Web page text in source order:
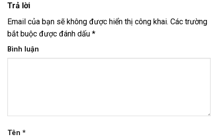
Trả lời
Email của bạn sẽ không được hiển thị công khai. Các trường
bắt buộc được đánh dấu *
Bình luận
Tên *